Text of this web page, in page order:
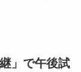
」で午後試